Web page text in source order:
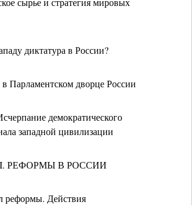
диктатура в России?
Парламентском дворце России
демократического
западной цивилизации
РЕФОРМЫ В РОССИИ
реформы. Действия